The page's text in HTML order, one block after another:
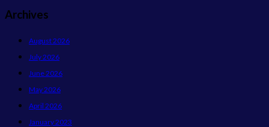
Archives
August 2026
July 2026
June 2026
May 2026
April 2026
January 2023